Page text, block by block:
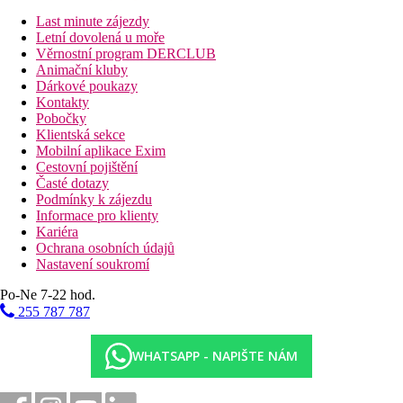
Dvoulůžkový pokoj, částečný výhled na moře
Dvoulůžkový pokoj, výhled na moře
Rodinný pokoj, Duplex:
ložnicemi.
Rodinný pokoj, Duplex, Výhled na moře:
Dvoupodlažní pokoj se 2 ložnicemi, výhled na moře.
Junior Suite, částečný výhled na moře:
oddělený od ložnice, v ložnici vířivka.
Dvoulůžkový pokoj, "výhled laguna:"
v zahradě u společného bazénu pouze pro ubytované v
těchto pokojích, přímý vstup do bazénu z terasy.
Honeymoon Dvoulůžkový pokoj:
pokoj, "výhled laguna," pokoj uzpůsobený pro
novomanželské páry.
Family Suite Laguna:
bazénu pouze pro ubytované v těchto pokojích, přímý
pokoj.
vstupní hala s recepcí
hlavní restaurace
6 restaurací s obsluhou (nutná rezervace, za poplatek)
cukrárna
Last minute zájezdy
Letní dovolená u moře
Věrnostní program DERCLUB
Animační kluby
Dárkové poukazy
Kontakty
Pobočky
Klientská sekce
Mobilní aplikace Exim
Cestovní pojištění
Časté dotazy
Podmínky k zájezdu
Informace pro klienty
Kariéra
Ochrana osobních údajů
Nastavení soukromí
Po-Ne 7-22 hod.
255 787 787
WHATSAPP - NAPIŠTE NÁM